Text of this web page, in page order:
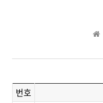
번호